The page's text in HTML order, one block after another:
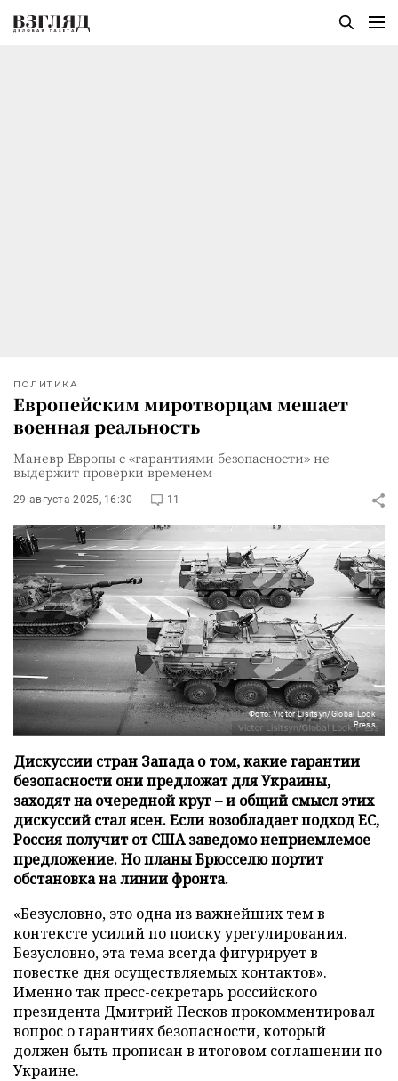
ПОЛИТИКА
Европейским миротворцам мешает
военная реальность
Маневр Европы с «гарантиями безопасности» не
выдержит проверки временем
29 августа 2025, 16:30 11
Фото: Victor Lisitsyn/Global Look
Press
Дискуссии стран Запада о том, какие гарантии
безопасности они предложат для Украины,
заходят на очередной круг – и общий смысл этих
дискуссий стал ясен. Если возобладает подход ЕС,
Россия получит от США заведомо неприемлемое
предложение. Но планы Брюсселю портит
обстановка на линии фронта.
«Безусловно, это одна из важнейших тем в
контексте усилий по поиску урегулирования.
Безусловно, эта тема всегда фигурирует в
повестке дня осуществляемых контактов».
Именно так пресс-секретарь российского
президента Дмитрий Песков прокомментировал
вопрос о гарантиях безопасности, который
должен быть прописан в итоговом соглашении по
Украине.